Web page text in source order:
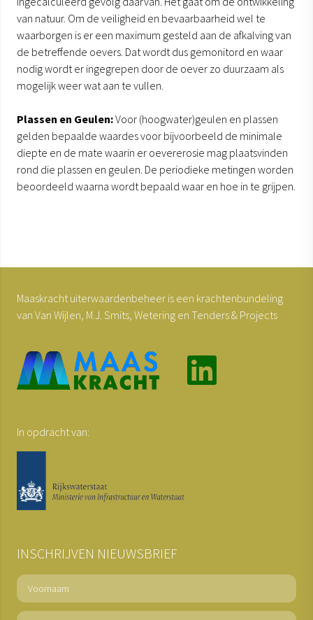
van natuur. Om de veiligheid en bevaarbaarheid wel te
waarborgen is er een maximum gesteld aan de afkalving van
de betreffende oevers. Dat wordt dus gemonitord en waar
nodig wordt er ingegrepen door de oever zo duurzaam als
mogelijk weer wat aan te vullen.
Plassen en Geulen:Voor (hoogwater)geulen en plassen
gelden bepaalde waardes voor bijvoorbeeld de minimale
diepte en de mate waarin er oevererosie mag plaatsvinden
rond die plassen en geulen. De periodieke metingen worden
beoordeeld waarna wordt bepaald waar en hoe in te grijpen.
Maaskracht uiterwaardenbeheer is een krachtenbundeling
van Van Wijlen, M.J. Smits, Wetering en Tenders & Projects
In opdracht van:
INSCHRIJVEN NIEUWSBRIEF